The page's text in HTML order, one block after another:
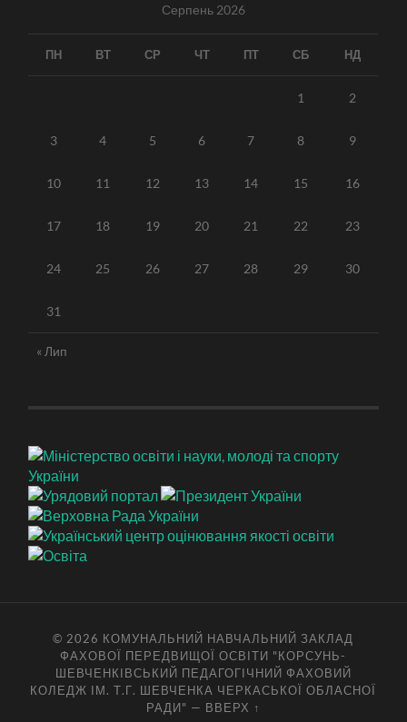
Серпень 2026
ПН ВТ СР ЧТ ПТ СБ НД
1 2
3 4 5 6 7 8 9
10 11 12 13 14 15 16
17 18 19 20 21 22 23
24 25 26 27 28 29 30
31
« Лип
© 2026 КОМУНАЛЬНИЙ НАВЧАЛЬНИЙ ЗАКЛАД
ФАХОВОЇ ПЕРЕДВИЩОЇ ОСВІТИ "КОРСУНЬ-
ШЕВЧЕНКІВСЬКИЙ ПЕДАГОГІЧНИЙ ФАХОВИЙ
КОЛЕДЖ ІМ. Т.Г. ШЕВЧЕНКА ЧЕРКАСЬКОЇ ОБЛАСНОЇ
РАДИ" — ВВЕРХ ↑